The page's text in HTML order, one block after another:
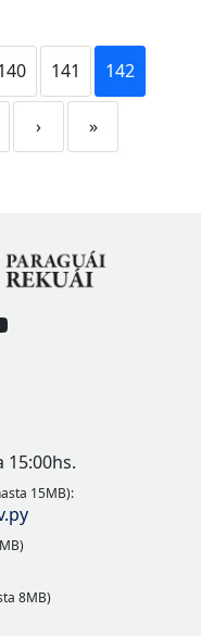
141 142
› »
15:00hs.
15MB):
8MB)